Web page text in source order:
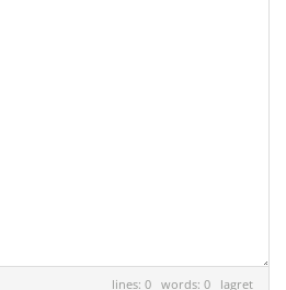
lines: 0 words: 0 lagret